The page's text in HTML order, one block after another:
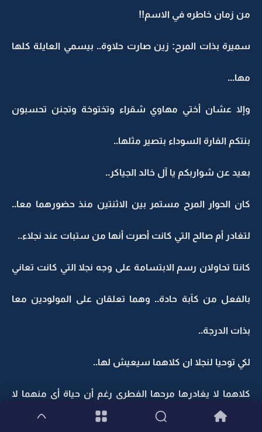
من زمان خاطره في الاسم!!
سميرة بذات المرح: زين صارت حلاوة.. بيسمي العايلة كلها
مها...
وإلا عشان أختي مهاوي شقراء وتختوخة وتجنن تحسبون
بنتكم الفارة السوداء بتصير مثلها..
بعيد عن شواربكم يا آل خالد الجياكر..
كان الحوار المرح مستمر بين الاثنتين منذ حضورهما معا..
لتغادر أم صالح التي كانت أصرت أنها من ستبات عند نجلاء..
كانتا تحاولان رسم الابتسامة على وجه نجلا التي كانت تعاني
بالفعل من كآبة حادة.. وهما تعلقان على المولودين معا
بذات الدرجة..
لكي توحيا لنجلا ان كلاهما سيعيش لها..
كلاهما لا يغادرها مرحها الفطري رغم أن حياة أي منهما لا
تخلو من المشاكل..